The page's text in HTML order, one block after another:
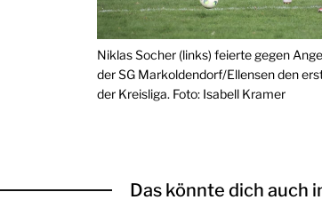
Niklas Socher (links) feierte gegen
der SG Markoldendorf/Ellensen den
der Kreisliga. Foto: Isabell Kramer
Das könnte dich auch